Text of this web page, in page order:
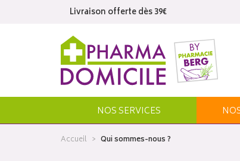
Livraison offerte dès 39€
NOS SERVICES
Accueil Qui sommes-nous ?